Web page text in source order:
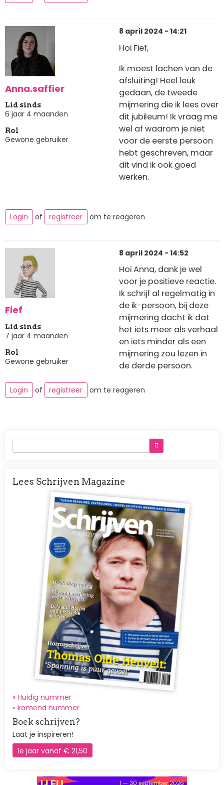
Anna.saffier
Lid sinds
6 jaar 4 maanden
Rol
Gewone gebruiker
8 april 2024 - 14:21
Hoi Fief,
Ik moest lachen van de
afsluiting! Heel leuk
gedaan, de tweede
mijmering die ik lees over
dit jubileum! Ik vraag me
wel af waarom je niet
voor de eerste persoon
hebt geschreven, maar
dit vind ik ook goed
werken.
Login of registreer om te reageren
Fief
Lid sinds
7 jaar 4 maanden
Rol
Gewone gebruiker
8 april 2024 - 14:52
Hoi Anna, dank je wel
voor je positieve reactie.
Ik schrijf al regelmatig in
de ik-persoon, bij deze
mijmering dacht ik dat
het iets meer als verhaal
en iets minder als een
mijmering zou lezen in
de derde persoon.
Login of registreer om te reageren
Lees Schrijven Magazine
Afbeelding
» Huidig nummer
» komend nummer
Boek schrijven?
Laat je inspireren!
1e jaar vanaf € 21,50